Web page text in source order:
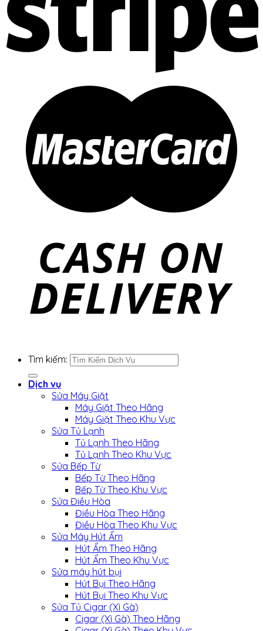
Tìm kiếm:
Dịch vụ
Sửa Máy Giặt
Máy Giặt Theo Hãng
Máy Giặt Theo Khu Vực
Sửa Tủ Lạnh
Tủ Lạnh Theo Hãng
Tủ Lạnh Theo Khu Vực
Sửa Bếp Từ
Bếp Từ Theo Hãng
Bếp Từ Theo Khu Vực
Sửa Điều Hòa
Điều Hòa Theo Hãng
Điều Hòa Theo Khu Vực
Sửa Máy Hút Ẩm
Hút Ẩm Theo Hãng
Hút Ẩm Theo Khu Vực
Sửa máy hút bụi
Hút Bụi Theo Hãng
Hút Bụi Theo Khu Vực
Sửa Tủ Cigar (Xì Gà)
Cigar (Xì Gà) Theo Hãng